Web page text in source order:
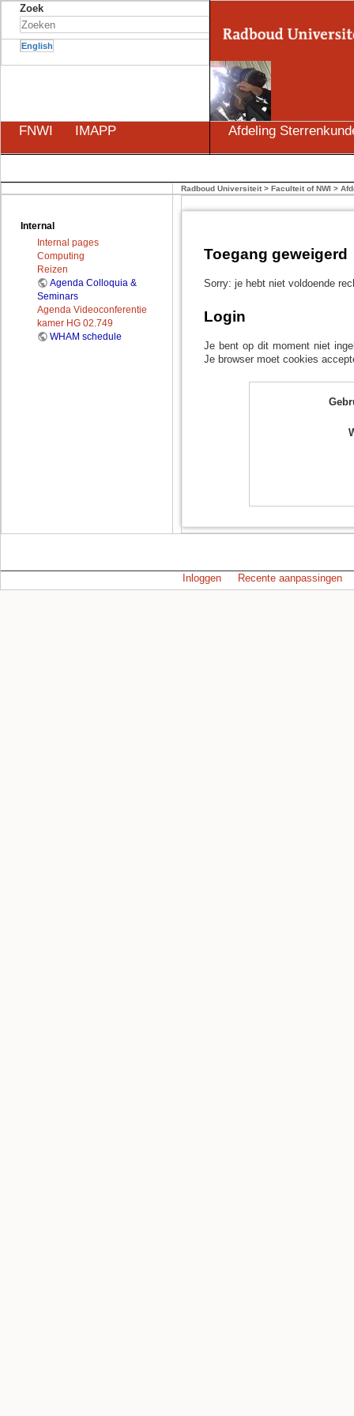
Zoek
English
FNWI IMAPP Afdeling
Radboud Universiteit > Faculteit of NWI >
Internal
Internal pages
Computing
Reizen
Agenda Colloquia &
Seminars
Agenda Videoconferentie
kamer HG 02.749
WHAM schedule
Toegang geweigerd
Sorry: je hebt niet voldoende
Login
Je bent op dit moment niet
Je browser moet cookies
Inloggen Recente aanpassingen